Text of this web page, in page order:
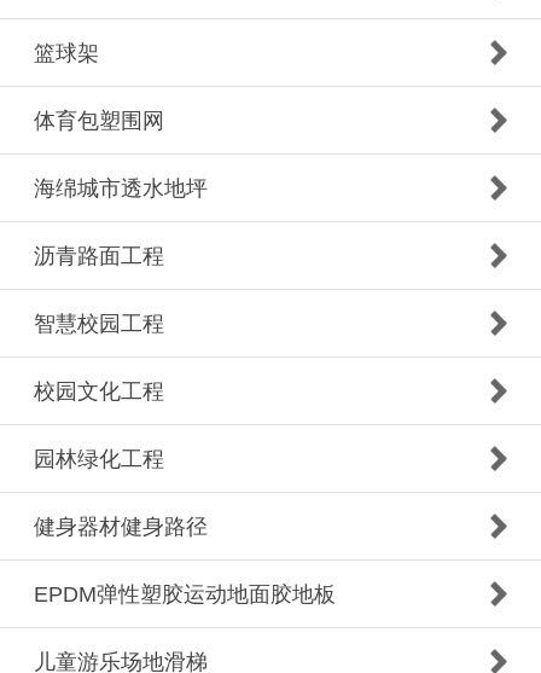
篮球架
体育包塑围网
海绵城市透水地坪
沥青路面工程
智慧校园工程
校园文化工程
园林绿化工程
健身器材健身路径
EPDM弹性塑胶运动地面胶地板
儿童游乐场地滑梯